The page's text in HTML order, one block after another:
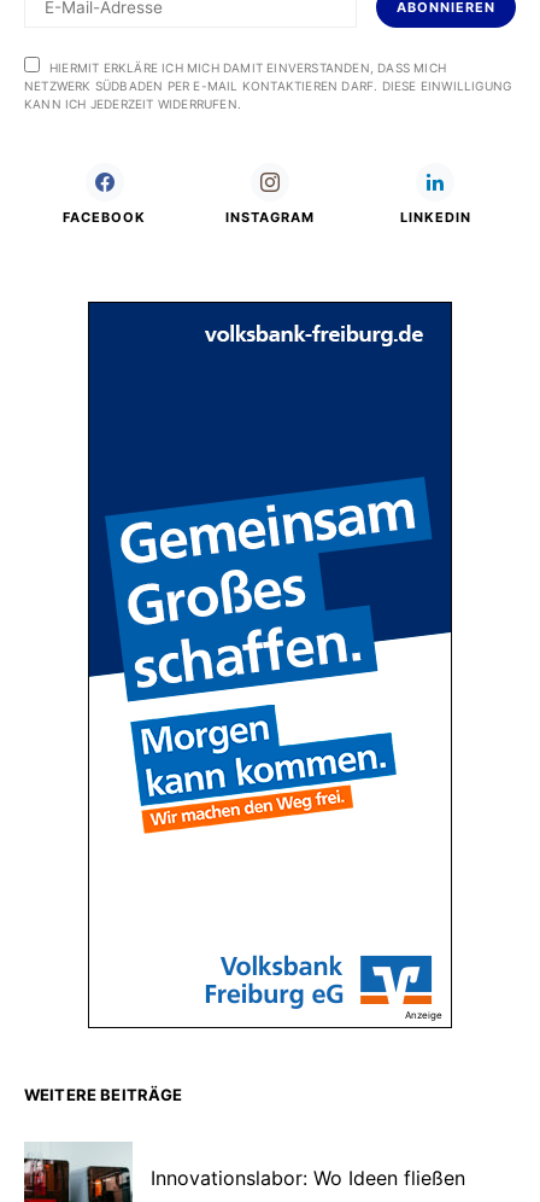
ABONNIEREN
HIERMIT ERKLÄRE ICH MICH DAMIT EINVERSTANDEN, DASS MICH
NETZWERK SÜDBADEN PER E-MAIL KONTAKTIEREN DARF. DIESE EINWILLIGUNG
KANN ICH JEDERZEIT WIDERRUFEN.
FACEBOOK INSTAGRAM LINKEDIN
Anzeige
WEITERE BEITRÄGE
Innovationslabor: Wo Ideen fließen